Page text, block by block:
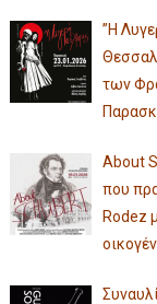
”Η
των
About
που
Rodez